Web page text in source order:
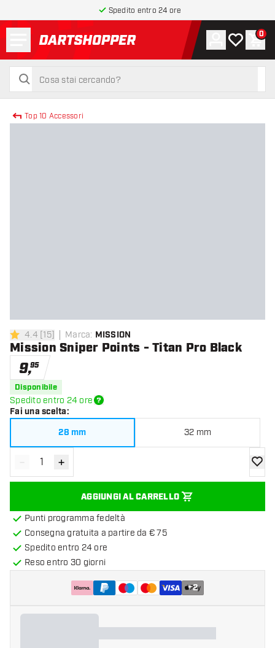
Spedito entro 24 ore
torna alla home page
cerca
cerca
Account
La mia0
Top 10 Accessori
4.4 stelle di valutazione
4.4 [15] Marca: MISSION
Mission Sniper Points - Titan Pro Black
9,95
Disponibile
Spedito entro 24 ore
Fai una scelta:
28 mm
32 mm
Diminuisci quantità
- Aumenta quantità
+
AGGIUNGI AL CARRELLO
Punti programma fedeltà
Consegna gratuita a partire da € 75
Spedito entro 24 ore
Reso entro 30 giorni
+2